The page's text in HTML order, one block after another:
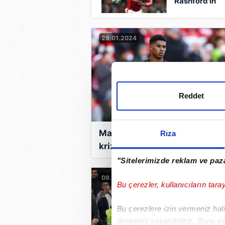
Rıza
"Sitelerimizde reklam ve
Bu çerezler, kullanıcıların
Bu çerezlere izin vermeniz
deneyimi yaşatabiliriz. Bunu
Reddet
29.01.2024
Manchester United'da
krizi
09.11.2023